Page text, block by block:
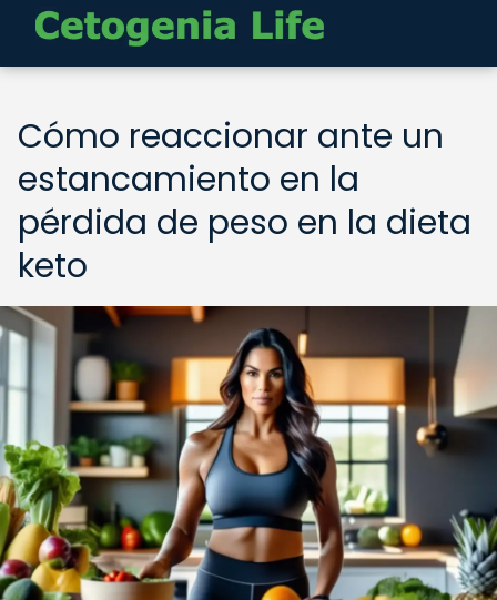
Cómo reaccionar ante un
estancamiento en la
pérdida de peso en la dieta
keto